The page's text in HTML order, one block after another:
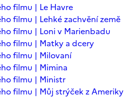
filmu | Le Havre
filmu | Lehké zachvění země
filmu | Loni v Marienbadu
filmu | Matky a dcery
filmu | Milovaní
filmu | Mimina
filmu | Ministr
filmu | Můj strýček z Ameriky